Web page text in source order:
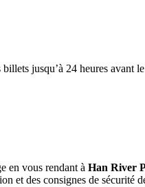
jusqu’à 24 heures avant
en vous rendant à Han River
et des consignes de sécurité